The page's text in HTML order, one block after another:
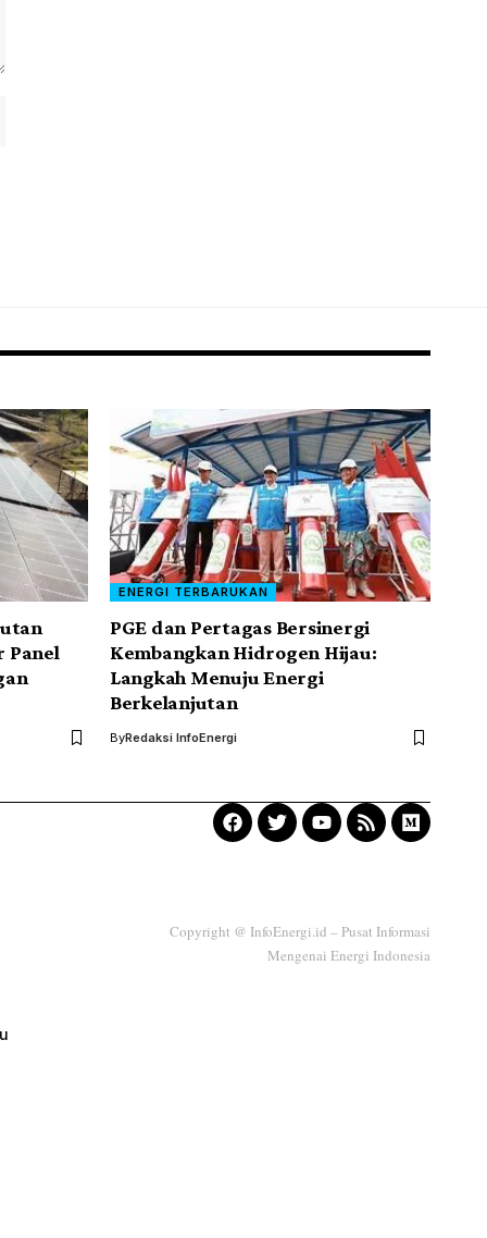
Panel
ENERGI TERBARUKAN
PGE dan Pertagas Bersinergi
Kembangkan Hidrogen Hijau:
Langkah Menuju Energi
Berkelanjutan
ByRedaksi InfoEnergi
Copyright @ InfoEnergi.id – Pusat Informasi
Mengenai Energi Indonesia